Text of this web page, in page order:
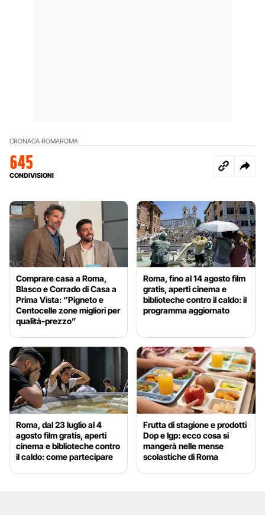
CRONACA ROMAROMA
645
CONDIVISIONI
Comprare casa a Roma,
Blasco e Corrado di Casa a
Prima Vista: “Pigneto e
Centocelle zone migliori per
qualità-prezzo”
Roma, fino al 14 agosto film
gratis, aperti cinema e
biblioteche contro il caldo: il
programma aggiornato
Roma, dal 23 luglio al 4
agosto film gratis, aperti
cinema e biblioteche contro
il caldo: come partecipare
Frutta di stagione e prodotti
Dop e Igp: ecco cosa si
mangerà nelle mense
scolastiche di Roma